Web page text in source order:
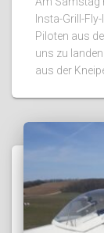
Insta-Grill-
Piloten aus
uns zu
aus der